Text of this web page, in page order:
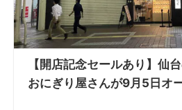
【開店記念セールあり】仙
おにぎり屋さんが9月5日オ